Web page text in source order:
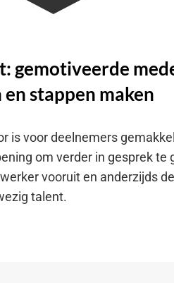
gemotiveerde
stappen maken
is voor deelnemers
om verder in gesprek
vooruit en anderzijds
talent.